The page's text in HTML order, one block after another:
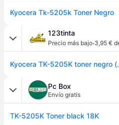
Kyocera Tk-5205k Toner Negro
123tinta
Precio más bajo·3,95 €
Pc Box
Envío gratis
TK-5205K Toner black 18K